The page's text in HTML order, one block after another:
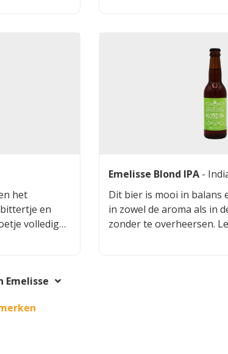
het
en
volledig
Emelisse Blond IPA -
Dit bier is mooi in balans
in zowel de aroma als in
zonder te overheersen.
Emelisse